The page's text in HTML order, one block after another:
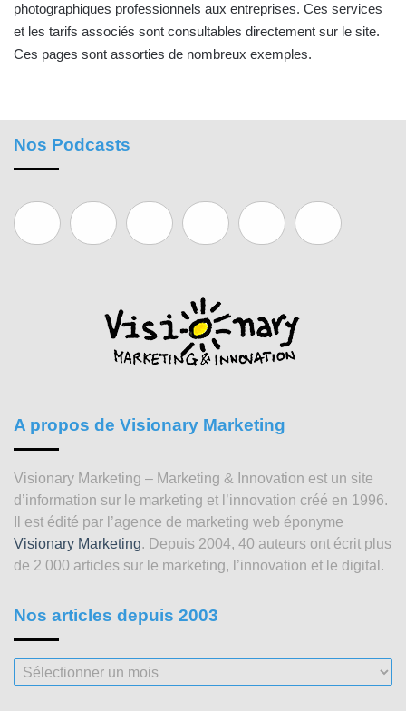
photographiques professionnels aux entreprises. Ces services
et les tarifs associés sont consultables directement sur le site.
Ces pages sont assorties de nombreux exemples.
Nos Podcasts
A propos de Visionary Marketing
Visionary Marketing – Marketing & Innovation est un site
d’information sur le marketing et l’innovation créé en 1996.
Il est édité par l’agence de marketing web éponyme
Visionary Marketing. Depuis 2004, 40 auteurs ont écrit plus
de 2 000 articles sur le marketing, l’innovation et le digital.
Nos articles depuis 2003
Nos
articles